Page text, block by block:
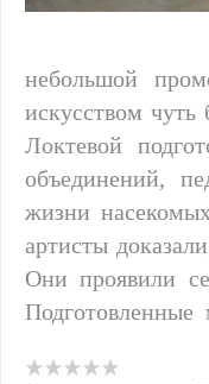
небольшой
искусством
Локтевой
объединений,
жизни
артисты
Они проявили
Подготовленные